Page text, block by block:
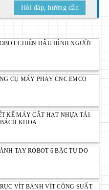
Hỏi đáp, hướng dẫn
CHIẾN ĐẤU HÌNH NGƯỜI
CỤ MÁY PHAY CNC EMCO
KẾ MÁY CẮT HẠT NHỰA TÁI
KHOA
TAY ROBOT 6 BẬC TỰ DO
VÍT BÁNH VÍT CÔNG SUẤT